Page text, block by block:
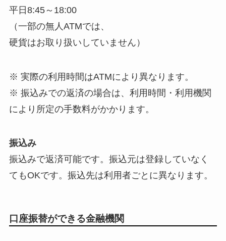
平日8:45～18:00
（一部の無人ATMでは、
硬貨はお取り扱いしていません）
※ 実際の利用時間はATMにより異なります。
※ 振込みでの返済の場合は、利用時間・利用機関
により所定の手数料がかかります。
振込み
振込みで返済可能です。振込元は登録していなく
てもOKです。振込先は利用者ごとに異なります。
口座振替ができる金融機関